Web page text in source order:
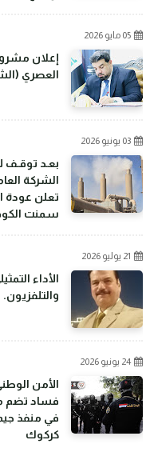
05 مايو 2026
إعلان
العصري
03 يونيو 2026
بعـد توقـف
الشركة
تعلن عودة
سمنت
21 يوليو 2026
الأداء
والتلفزيون.
24 يونيو 2026
الأمن
فساد تضم
في منفذ
كركوك